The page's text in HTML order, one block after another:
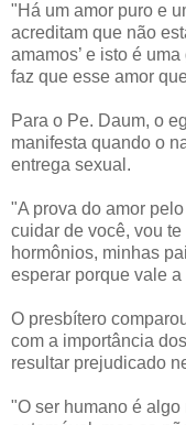
"Há um amor puro e
acreditam que não
amamos’ e isto é
faz que esse amor
Para o Pe. Daum, o
manifesta quando o
entrega sexual.
"A prova do amor
cuidar de você, vou
hormônios, minhas
esperar porque vale a
O presbítero
com a importância
resultar prejudicado
"O ser humano é